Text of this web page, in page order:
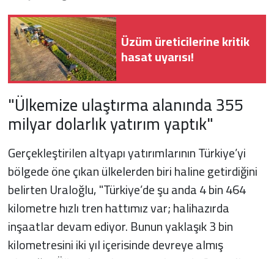
Üzüm üreticilerine kritik
hasat uyarısı!
"Ülkemize ulaştırma alanında 355
milyar dolarlık yatırım yaptık"
Gerçekleştirilen altyapı yatırımlarının Türkiye’yi
bölgede öne çıkan ülkelerden biri haline getirdiğini
belirten Uraloğlu, "Türkiye’de şu anda 4 bin 464
kilometre hızlı tren hattımız var; halihazırda
inşaatlar devam ediyor. Bunun yaklaşık 3 bin
kilometresini iki yıl içerisinde devreye almış